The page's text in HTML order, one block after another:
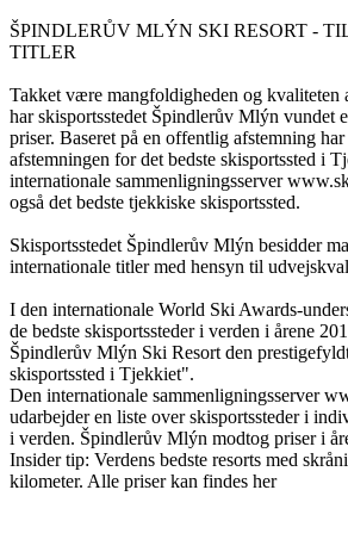
ŠPINDLERŮV MLÝN SKI RESORT -
TITLER
Takket være mangfoldigheden og kvaliteten
har skisportsstedet Špindlerův Mlýn vundet
priser. Baseret på en offentlig afstemning
afstemningen for det bedste skisportssted i
internationale sammenligningsserver
også det bedste tjekkiske skisportssted.
Skisportsstedet Špindlerův Mlýn besidder
internationale titler med hensyn til
I den internationale World Ski Awards-
de bedste skisportssteder i verden i årene
Špindlerův Mlýn Ski Resort den
skisportssted i Tjekkiet".
Den internationale sammenligningsserver
udarbejder en liste over skisportssteder i
i verden. Špindlerův Mlýn modtog priser i
Insider tip: Verdens bedste resorts med
kilometer. Alle priser kan findes her